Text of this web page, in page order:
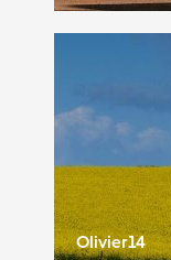
Olivier14